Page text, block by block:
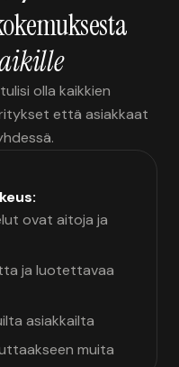
olla kaikkien
että asiakkaat
ovat aitoja ja
ja luotettavaa
asiakkailta
muita